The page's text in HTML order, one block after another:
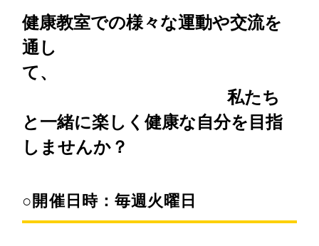
健康教室での様々な運動や交流を
通し
て、
私たち
と一緒に楽しく健康な自分を目指
しませんか？
○開催日時：毎週火曜日